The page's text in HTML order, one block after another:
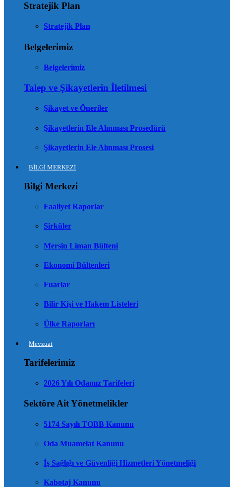
Stratejik Plan
Stratejik Plan
Belgelerimiz
Belgelerimiz
Talep ve Şikayetlerin İletilmesi
Şikayet ve Öneriler
Şikayetlerin Ele Alınması Prosedürü
Şikayetlerin Ele Alınması Prosesi
BİLGİ MERKEZİ
Bilgi Merkezi
Faaliyet Raporlar
Sirküler
Mersin Liman Bülteni
Ekonomi Bültenleri
Fuarlar
Bilir Kişi ve Hakem Listeleri
Ülke Raporları
Mevzuat
Tarifelerimiz
2026 Yılı Odamız Tarifeleri
Sektöre Ait Yönetmelikler
5174 Sayılı TOBB Kanunu
Oda Muamelat Kanunu
İş Sağlığı ve Güvenliği Hizmetleri Yönetmeliği
Kabotaj Kanunu